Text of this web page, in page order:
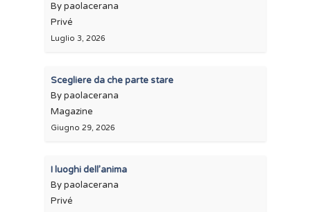
By paolacerana
Privé
Luglio 3, 2026
Scegliere da che parte stare
By paolacerana
Magazine
Giugno 29, 2026
I luoghi dell’anima
By paolacerana
Privé